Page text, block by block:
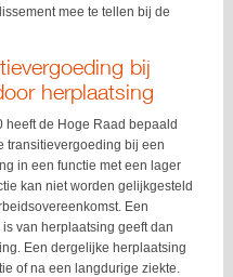
mee te tellen bij de
bij
herplaatsing
heeft de Hoge Raad bepaald
transitievergoeding bij een
in een functie met een lager
kan niet worden gelijkgesteld
Een
van herplaatsing geeft dan
Een dergelijke herplaatsing
of na een langdurige ziekte.